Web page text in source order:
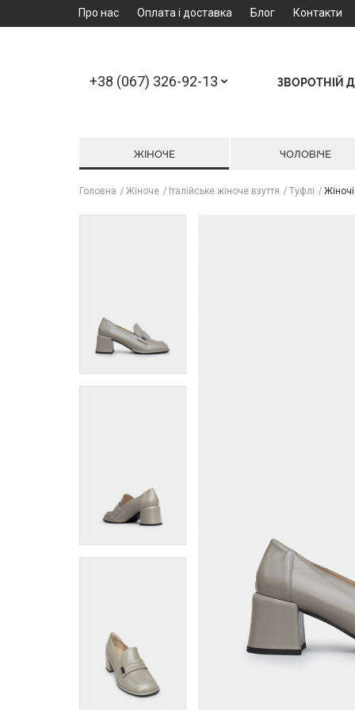
Про нас Оплата і доставка Блог Контакти
+38 (067) 326-92-13 ЗВОРОТНІЙ
ЖІНОЧЕ ЧОЛОВІЧЕ
Головна Жіноче Італійське жіноче взуття Туфлі